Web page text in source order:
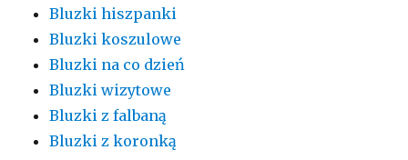
Bluzki hiszpanki
Bluzki koszulowe
Bluzki na co dzień
Bluzki wizytowe
Bluzki z falbaną
Bluzki z koronką